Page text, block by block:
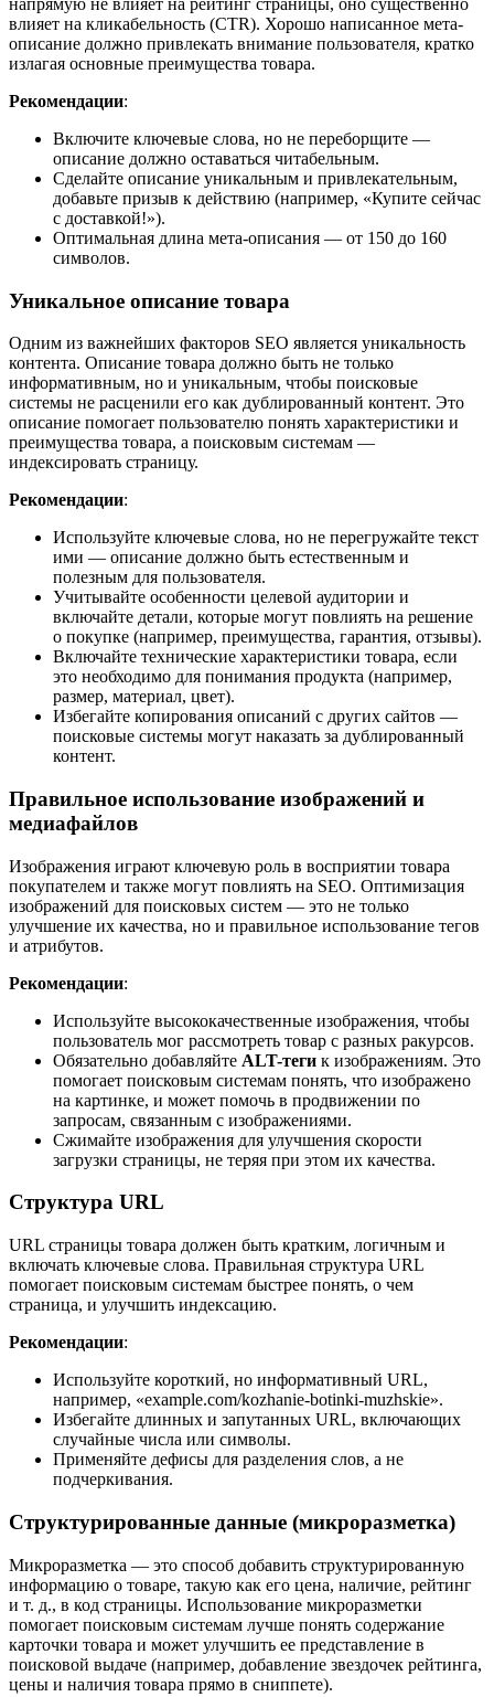
влияет на кликабельность (CTR). Хорошо написанное мета-
описание должно привлекать внимание пользователя, кратко
излагая основные преимущества товара.
Рекомендации:
Включите ключевые слова, но не переборщите —
описание должно оставаться читабельным.
Сделайте описание уникальным и привлекательным,
добавьте призыв к действию (например, «Купите сейчас
с доставкой!»).
Оптимальная длина мета-описания — от 150 до 160
символов.
Уникальное описание товара
Одним из важнейших факторов SEO является уникальность
контента. Описание товара должно быть не только
информативным, но и уникальным, чтобы поисковые
системы не расценили его как дублированный контент. Это
описание помогает пользователю понять характеристики и
преимущества товара, а поисковым системам —
индексировать страницу.
Рекомендации:
Используйте ключевые слова, но не перегружайте текст
ими — описание должно быть естественным и
полезным для пользователя.
Учитывайте особенности целевой аудитории и
включайте детали, которые могут повлиять на решение
о покупке (например, преимущества, гарантия, отзывы).
Включайте технические характеристики товара, если
это необходимо для понимания продукта (например,
размер, материал, цвет).
Избегайте копирования описаний с других сайтов —
поисковые системы могут наказать за дублированный
контент.
Правильное использование изображений и
медиафайлов
Изображения играют ключевую роль в восприятии товара
покупателем и также могут повлиять на SEO. Оптимизация
изображений для поисковых систем — это не только
улучшение их качества, но и правильное использование тегов
и атрибутов.
Рекомендации:
Используйте высококачественные изображения, чтобы
пользователь мог рассмотреть товар с разных ракурсов.
Обязательно добавляйте ALT-теги к изображениям. Это
помогает поисковым системам понять, что изображено
на картинке, и может помочь в продвижении по
запросам, связанным с изображениями.
Сжимайте изображения для улучшения скорости
загрузки страницы, не теряя при этом их качества.
Структура URL
URL страницы товара должен быть кратким, логичным и
включать ключевые слова. Правильная структура URL
помогает поисковым системам быстрее понять, о чем
страница, и улучшить индексацию.
Рекомендации:
Используйте короткий, но информативный URL,
например, «example.com/kozhanie-botinki-muzhskie».
Избегайте длинных и запутанных URL, включающих
случайные числа или символы.
Применяйте дефисы для разделения слов, а не
подчеркивания.
Структурированные данные (микроразметка)
Микроразметка — это способ добавить структурированную
информацию о товаре, такую как его цена, наличие, рейтинг
и т. д., в код страницы. Использование микроразметки
помогает поисковым системам лучше понять содержание
карточки товара и может улучшить ее представление в
поисковой выдаче (например, добавление звездочек рейтинга,
цены и наличия товара прямо в сниппете).